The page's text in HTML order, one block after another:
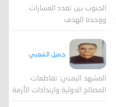
الجنوب بين تعدد المسارات
ووحدة الهدف
جميل الشعبي
المشهد اليمني: تقاطعات
المصالح الدولية وارتدادات الأزمة